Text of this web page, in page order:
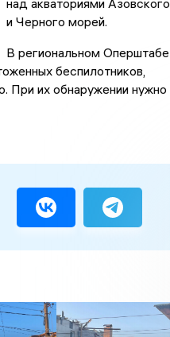
над акваториями Азовского
и Черного морей.
В региональном Оперштабе
беспилотников,
При их обнаружении нужно